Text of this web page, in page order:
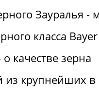
Зауралья -
класса Bayer
качестве зерна
из крупнейших